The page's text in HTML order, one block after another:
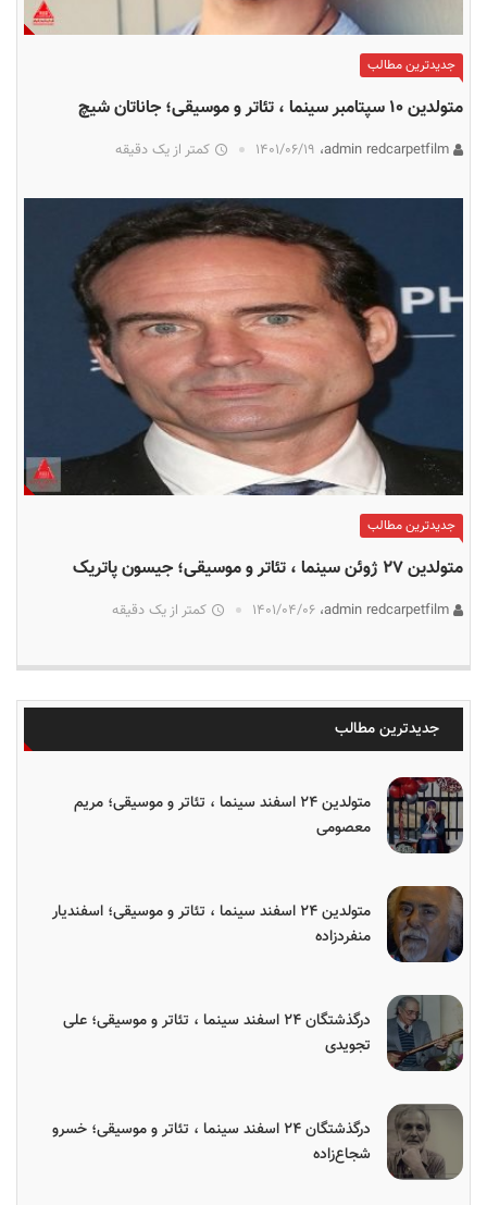
جدیدترین مطالب
متولدین ۱۰ سپتامبر سینما ، تئاتر و موسیقی؛ جاناتان شیچ
۱۴۰۱/۰۶/۱۹ کمتر از یک دقیقه
جدیدترین مطالب
متولدین ۲۷ ژوئن سینما ، تئاتر و موسیقی؛ جیسون پاتریک
۱۴۰۱/۰۴/۰۶ کمتر از یک دقیقه
جدیدترین مطالب
متولدین ۲۴ اسفند سینما ، تئاتر و موسیقی؛ مریم
معصومی
متولدین ۲۴ اسفند سینما ، تئاتر و موسیقی؛ اسفندیار
منفردزاده
درگذشتگان ۲۴ اسفند سینما ، تئاتر و موسیقی؛ علی
تجویدی
درگذشتگان ۲۴ اسفند سینما ، تئاتر و موسیقی؛ خسرو
شجاع‌زاده